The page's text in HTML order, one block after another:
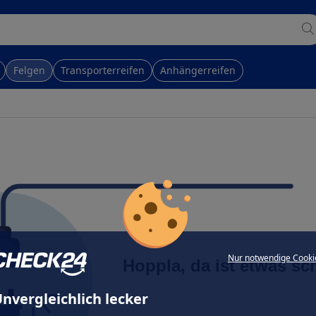
Nur notwendige
lecker
Felgen Transporterreifen Anhängerreifen
Hoppla, da ist etwas